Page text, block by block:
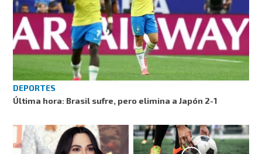
DEPORTES
Última hora: Brasil sufre, pero elimina a Japón 2-1